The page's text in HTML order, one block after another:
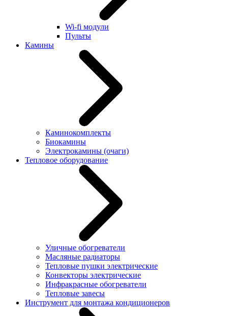
Wi-fi модули
Пульты
Камины
Каминокомплекты
Биокамины
Электрокамины (очаги)
Тепловое оборудование
Уличные обогреватели
Масляные радиаторы
Тепловые пушки электрические
Конвекторы электрические
Инфракрасные обогреватели
Тепловые завесы
Инструмент для монтажа кондиционеров